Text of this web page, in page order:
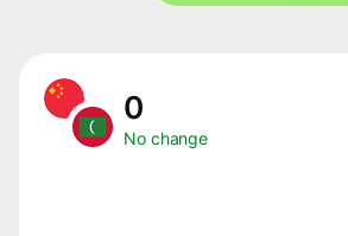
0
No change